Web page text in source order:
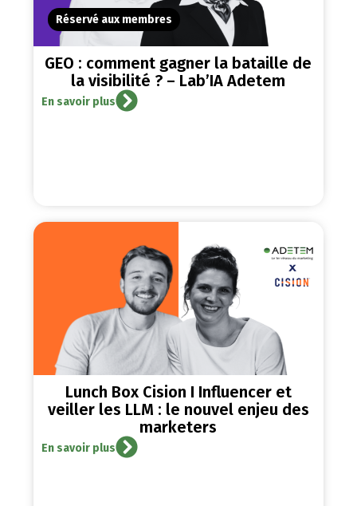
Réservé aux membres
GEO : comment gagner la bataille de
la visibilité ? – Lab’IA Adetem
En savoir plus
Lunch Box Cision I Influencer et
veiller les LLM : le nouvel enjeu des
marketers
En savoir plus